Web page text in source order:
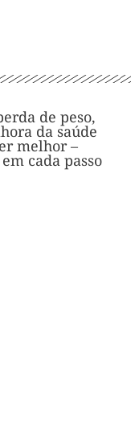
de peso,
da saúde
melhor –
cada passo